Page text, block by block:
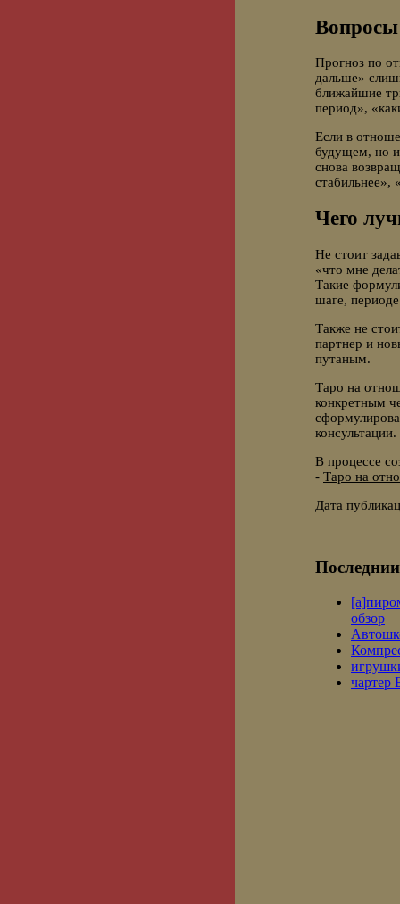
Прогноз по
дальше»
ближайшие
период»,
Если в
будущем, но
снова
стабильнее»,
Чего
Не стоит
«что мне
Такие
шаге,
Также не
партнер и
путаным.
Таро на
конкретным
консультации.
В процессе
- Таро на
Дата
обзор
чартер